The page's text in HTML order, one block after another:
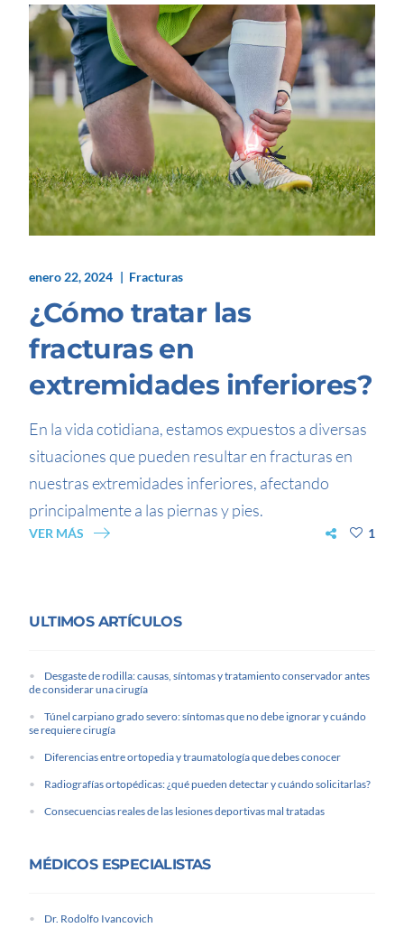
enero 22, 2024 Fracturas
¿Cómo tratar las
fracturas en
extremidades inferiores?
En la vida cotidiana, estamos expuestos a diversas
situaciones que pueden resultar en fracturas en
nuestras extremidades inferiores, afectando
principalmente a las piernas y pies.
VER MÁS 1
ULTIMOS ARTÍCULOS
Desgaste de rodilla: causas, síntomas y tratamiento conservador antes
de considerar una cirugía
Túnel carpiano grado severo: síntomas que no debe ignorar y cuándo
se requiere cirugía
Diferencias entre ortopedia y traumatología que debes conocer
Radiografías ortopédicas: ¿qué pueden detectar y cuándo solicitarlas?
Consecuencias reales de las lesiones deportivas mal tratadas
MÉDICOS ESPECIALISTAS
Dr. Rodolfo Ivancovich